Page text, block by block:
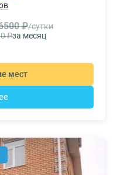
₽/сутки
₽за месяц
мест